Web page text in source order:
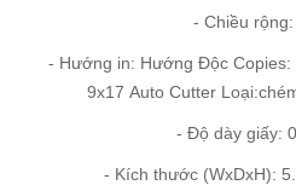
- Chiều
- Hướng in: Hướng Độc Copies:
9x17 Auto Cutter
- Độ dày giấy:
- Kích thước (WxDxH):